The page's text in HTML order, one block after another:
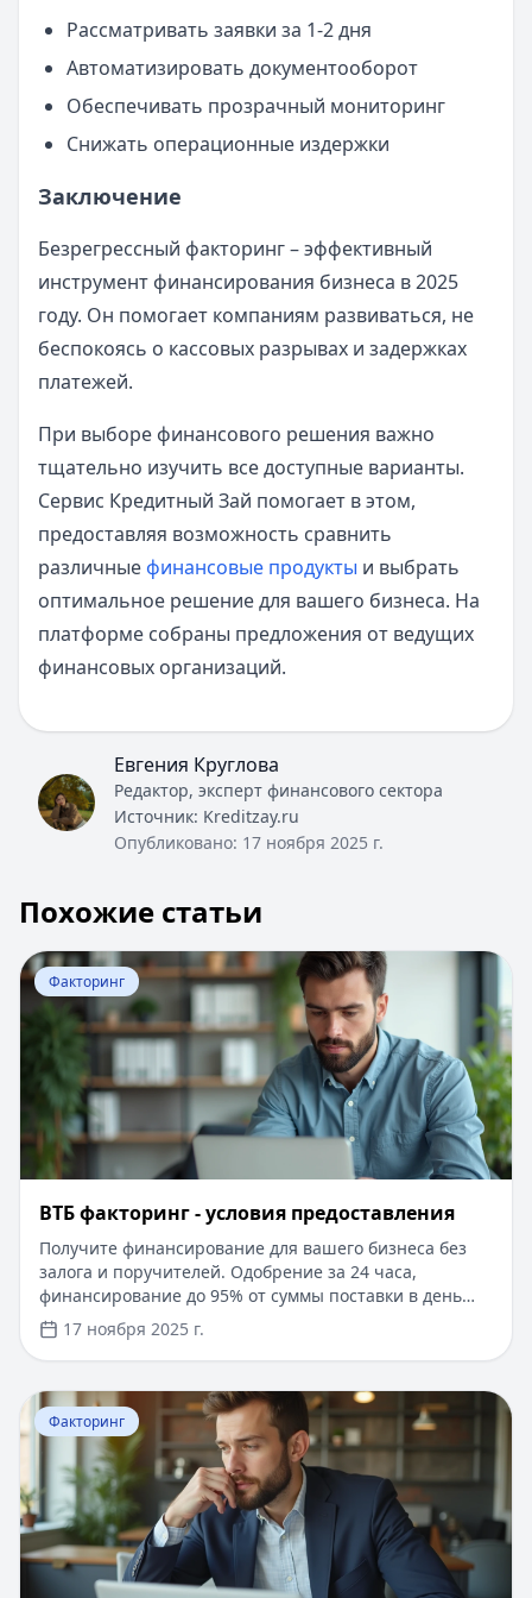
Рассматривать заявки за 1-2 дня
Автоматизировать документооборот
Обеспечивать прозрачный мониторинг
Снижать операционные издержки
Заключение
Безрегрессный факторинг – эффективный
инструмент финансирования бизнеса в 2025
году. Он помогает компаниям развиваться, не
беспокоясь о кассовых разрывах и задержках
платежей.
При выборе финансового решения важно
тщательно изучить все доступные варианты.
Сервис Кредитный Зай помогает в этом,
предоставляя возможность сравнить
различныефинансовые продукты и выбрать
оптимальное решение для вашего бизнеса. На
платформе собраны предложения от ведущих
финансовых организаций.
Евгения Круглова
Редактор, эксперт финансового сектора
Источник: Kreditzay.ru
Опубликовано: 17 ноября 2025 г.
Похожие статьи
Перейти к статье:ВТБ факторинг - условия
Факторинг
ВТБ факторинг - условия предоставления
Получите финансирование для вашего бизнеса без
залога и поручителей. Одобрение за 24 часа,
финансирование до 95% от суммы поставки в день
обращения. Минимальный пакет документов, онлайн-
оформление через личный кабинет. Индивидуальные
условия для каждого клиента, возможность получения
средств от 1 миллиона рублей. Удобное управление
через мобильное приложение, электронный
документооборот и автоматическая интеграция с
учетными системами.
17 ноября 2025 г.
Перейти к статье:​Факторинг проводки
Факторинг